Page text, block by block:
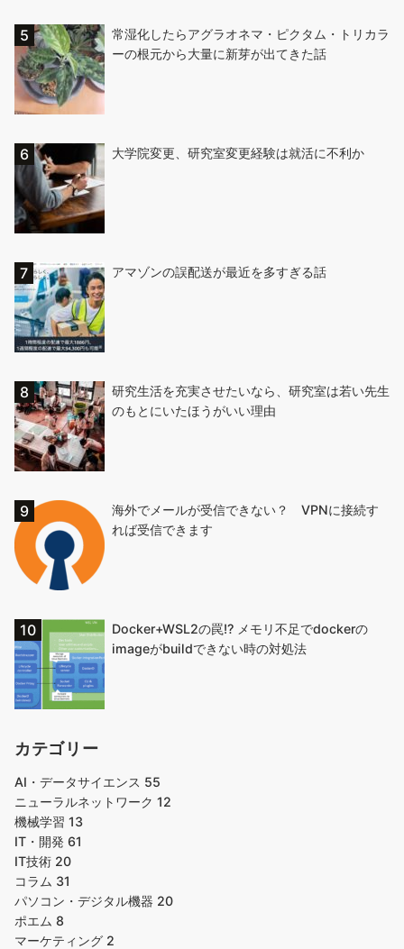
常湿化したらアグラオネマ・ピクタム・トリカラ
ーの根元から大量に新芽が出てきた話
大学院変更、研究室変更経験は就活に不利か
アマゾンの誤配送が最近を多すぎる話
研究生活を充実させたいなら、研究室は若い先生
のもとにいたほうがいい理由
海外でメールが受信できない？ VPNに接続す
れば受信できます
Docker+WSL2の罠!? メモリ不足でdockerの
imageがbuildできない時の対処法
カテゴリー
AI・データサイエンス 55
ニューラルネットワーク 12
機械学習 13
IT・開発 61
IT技術 20
コラム 31
パソコン・デジタル機器 20
ポエム 8
マーケティング 2